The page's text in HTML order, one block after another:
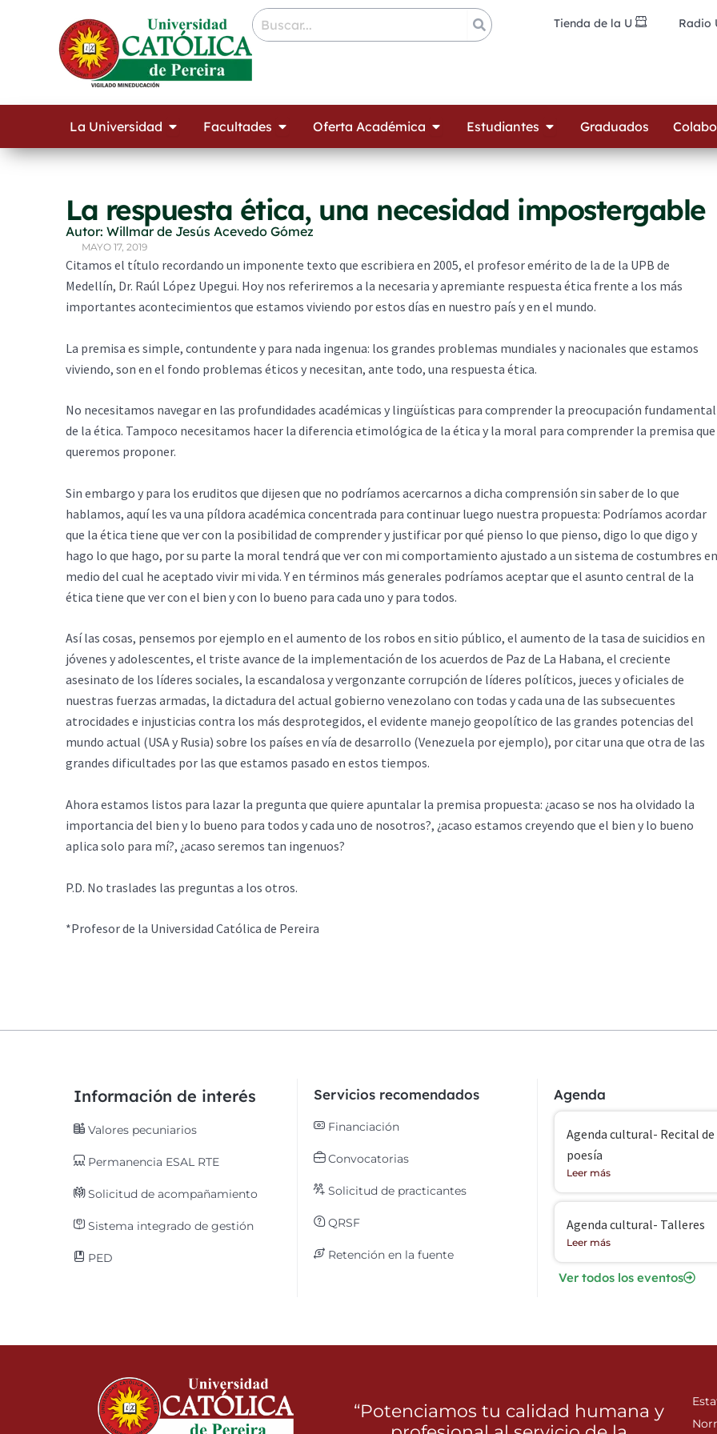
Tienda de la U Radio
La Universidad Open La Universidad
Facultades Open Facultades
Oferta Académica Open Oferta Académica
Estudiantes Open Estudiantes
Graduados
La respuesta ética, una necesidad impostergable
Autor: Willmar de Jesús Acevedo Gómez
MAYO 17, 2019
Citamos el título recordando un imponente texto que escribiera en 2005, el profesor emérito de la de la UPB de
Medellín, Dr. Raúl López Upegui. Hoy nos referiremos a la necesaria y apremiante respuesta ética frente a los más
importantes acontecimientos que estamos viviendo por estos días en nuestro país y en el mundo.
La premisa es simple, contundente y para nada ingenua: los grandes problemas mundiales y nacionales que estamos
viviendo, son en el fondo problemas éticos y necesitan, ante todo, una respuesta ética.
No necesitamos navegar en las profundidades académicas y lingüísticas para comprender la preocupación fundamental
de la ética. Tampoco necesitamos hacer la diferencia etimológica de la ética y la moral para comprender la premisa que
queremos proponer.
Sin embargo y para los eruditos que dijesen que no podríamos acercarnos a dicha comprensión sin saber de lo que
hablamos, aquí les va una píldora académica concentrada para continuar luego nuestra propuesta: Podríamos acordar
que la ética tiene que ver con la posibilidad de comprender y justificar por qué pienso lo que pienso, digo lo que digo y
hago lo que hago, por su parte la moral tendrá que ver con mi comportamiento ajustado a un sistema de costumbres en
medio del cual he aceptado vivir mi vida. Y en términos más generales podríamos aceptar que el asunto central de la
ética tiene que ver con el bien y con lo bueno para cada uno y para todos.
Así las cosas, pensemos por ejemplo en el aumento de los robos en sitio público, el aumento de la tasa de suicidios en
jóvenes y adolescentes, el triste avance de la implementación de los acuerdos de Paz de La Habana, el creciente
asesinato de los líderes sociales, la escandalosa y vergonzante corrupción de líderes políticos, jueces y oficiales de
nuestras fuerzas armadas, la dictadura del actual gobierno venezolano con todas y cada una de las subsecuentes
atrocidades e injusticias contra los más desprotegidos, el evidente manejo geopolítico de las grandes potencias del
mundo actual (USA y Rusia) sobre los países en vía de desarrollo (Venezuela por ejemplo), por citar una que otra de las
grandes dificultades por las que estamos pasado en estos tiempos.
Ahora estamos listos para lazar la pregunta que quiere apuntalar la premisa propuesta: ¿acaso se nos ha olvidado la
importancia del bien y lo bueno para todos y cada uno de nosotros?, ¿acaso estamos creyendo que el bien y lo bueno
aplica solo para mí?, ¿acaso seremos tan ingenuos?
P.D. No traslades las preguntas a los otros.
*Profesor de la Universidad Católica de Pereira
Información de interés
Valores pecuniarios
Permanencia ESAL RTE
Solicitud de acompañamiento
Sistema integrado de gestión
PED
Servicios recomendados
Financiación
Convocatorias
Solicitud de practicantes
QRSF
Retención en la fuente
Agenda
Agenda cultural- Recital de
poesía
Leer más
Agenda cultural- Talleres
Leer más
Ver todos los eventos
“Potenciamos tu calidad humana y